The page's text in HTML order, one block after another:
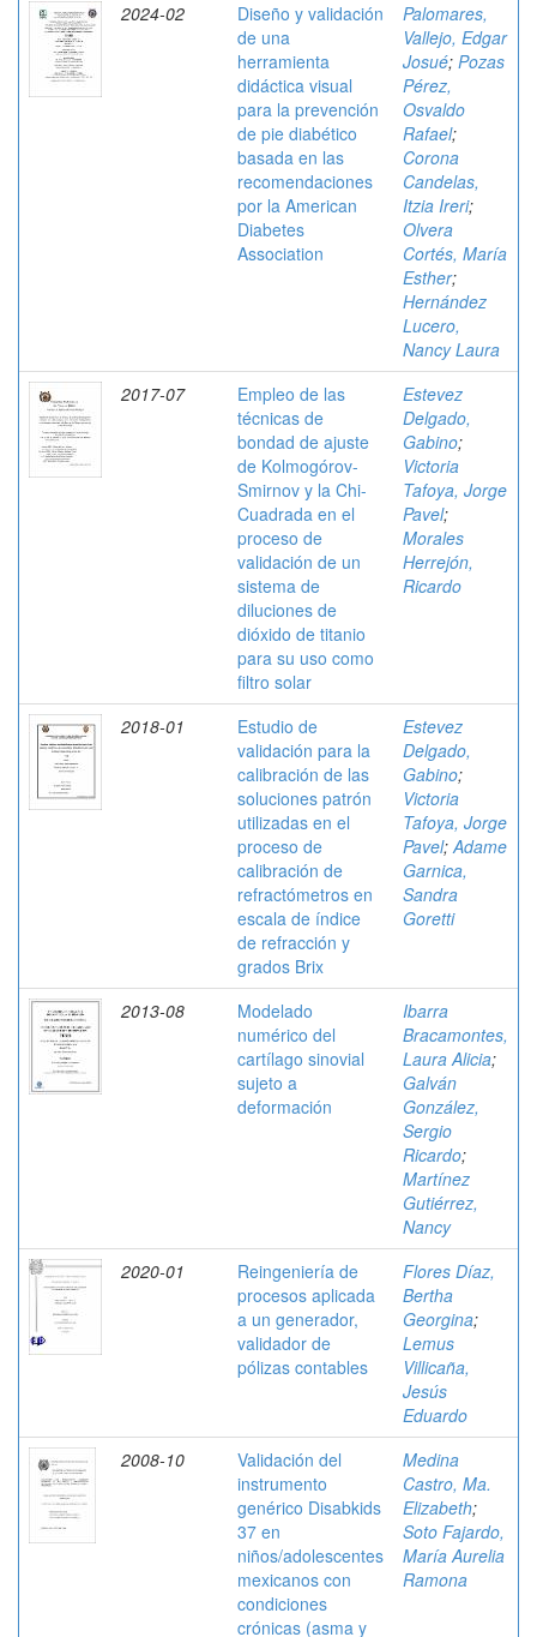
2024-02
Diseño y validación
de una
herramienta
didáctica visual
para la prevención
de pie diabético
basada en las
recomendaciones
por la American
Diabetes
Association
Palomares,
Vallejo, Edgar
Josué; Pozas
Pérez,
Osvaldo
Rafael;
Corona
Candelas,
Itzia Ireri;
Olvera
Cortés, María
Esther;
Hernández
Lucero,
Nancy Laura
2017-07
Empleo de las
técnicas de
bondad de ajuste
de Kolmogórov-
Smirnov y la Chi-
Cuadrada en el
proceso de
validación de un
sistema de
diluciones de
dióxido de titanio
para su uso como
filtro solar
Estevez
Delgado,
Gabino;
Victoria
Tafoya, Jorge
Pavel;
Morales
Herrejón,
Ricardo
2018-01
Estudio de
validación para la
calibración de las
soluciones patrón
utilizadas en el
proceso de
calibración de
refractómetros en
escala de índice
de refracción y
grados Brix
Estevez
Delgado,
Gabino;
Victoria
Tafoya, Jorge
Pavel;Adame
Garnica,
Sandra
Goretti
2013-08
Modelado
numérico del
cartílago sinovial
sujeto a
deformación
Ibarra
Bracamontes,
Laura Alicia;
Galván
González,
Sergio
Ricardo;
Martínez
Gutiérrez,
Nancy
2020-01
Reingeniería de
procesos aplicada
a un generador,
validador de
pólizas contables
Flores Díaz,
Bertha
Georgina;
Lemus
Villicaña,
Jesús
Eduardo
2008-10
Validación del
instrumento
genérico Disabkids
37 en
niños/adolescentes
mexicanos con
condiciones
crónicas (asma y
Medina
Castro, Ma.
Elizabeth;
Soto Fajardo,
María Aurelia
Ramona